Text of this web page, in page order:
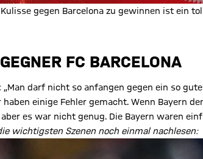
Kulisse gegen Barcelona zu gewinnen ist ein
FC BARCELONA
„Man darf nicht so anfangen gegen ein so
einige Fehler gemacht. Wenn Bayern
es war nicht genug. Die Bayern waren
wichtigsten Szenen noch einmal nachlesen: